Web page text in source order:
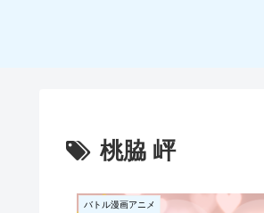
桃脇 岼
バトル漫画アニメ